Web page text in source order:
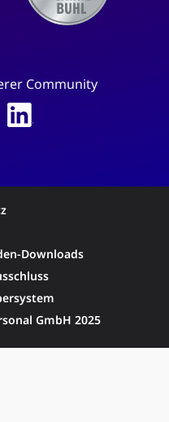
Community
Downloads
GmbH 2025